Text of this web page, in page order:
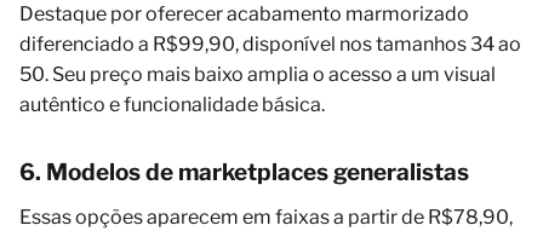
Destaque por oferecer acabamento marmorizado
diferenciado a R$99,90, disponível nos tamanhos 34 ao
50. Seu preço mais baixo amplia o acesso a um visual
autêntico e funcionalidade básica.
6. Modelos de marketplaces generalistas
Essas opções aparecem em faixas a partir de R$78,90,